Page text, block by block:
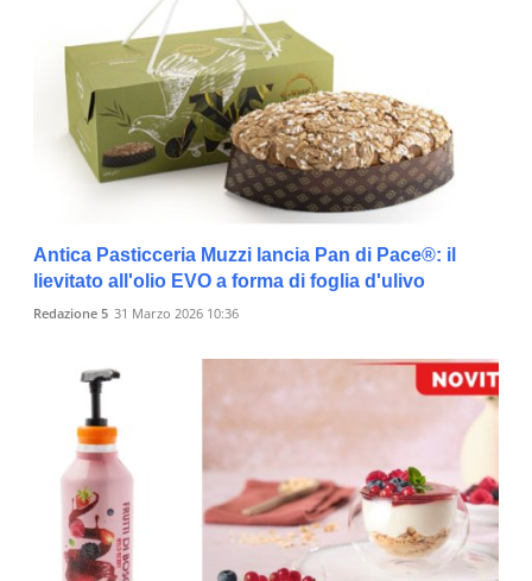
Antica Pasticceria Muzzi lancia Pan di Pace®: il
lievitato all'olio EVO a forma di foglia d'ulivo
Redazione 5 31 Marzo 2026 10:36